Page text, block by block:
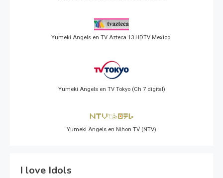
Yumeki Angels en TV Azteca 13 HDTV Mexico.
Yumeki Angels en TV Tokyo (Ch 7 digital)
Yumeki Angels en Nihon TV (NTV)
I love Idols